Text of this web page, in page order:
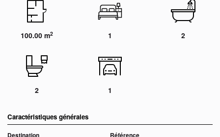
100.00 m2 1 2
2 1
Caractéristiques générales
Destination Référence